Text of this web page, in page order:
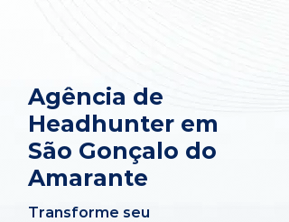
Agência de
Headhunter em
São Gonçalo do
Amarante
Transforme seu